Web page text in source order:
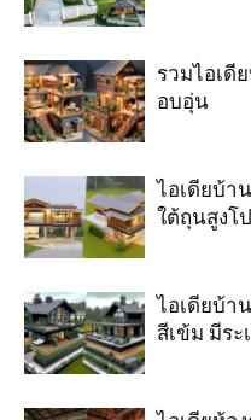
รวมไอเดี
อบอุ่น
ไอเดียบ้า
ใต้ถุนสูงโ
ไอเดียบ้า
สีเข้ม มีระ